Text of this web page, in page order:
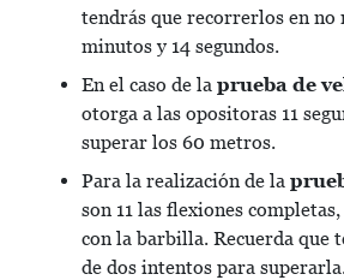
tendrás que recorrerlos en no
minutos y 14 segundos.
En el caso de la prueba de
otorga a las opositoras 11
superar los 60 metros.
Para la realización de la
son 11 las flexiones
con la barbilla. Recuerda que
de dos intentos para superarla.